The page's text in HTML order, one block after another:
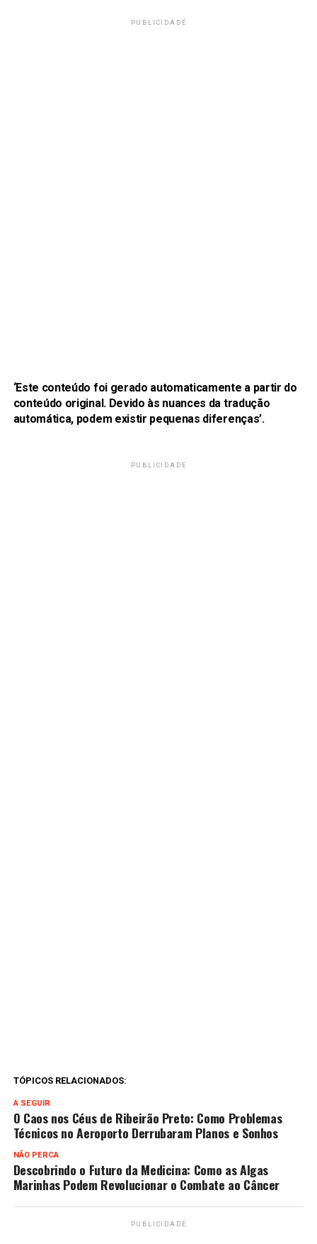
PUBLICIDADE
‘Este conteúdo foi gerado automaticamente a partir do
conteúdo original. Devido às nuances da tradução
automática, podem existir pequenas diferenças’.
PUBLICIDADE
TÓPICOS RELACIONADOS:
A SEGUIR
O Caos nos Céus de Ribeirão Preto: Como Problemas
Técnicos no Aeroporto Derrubaram Planos e Sonhos
NÃO PERCA
Descobrindo o Futuro da Medicina: Como as Algas
Marinhas Podem Revolucionar o Combate ao Câncer
PUBLICIDADE